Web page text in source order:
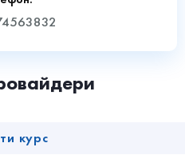
курс